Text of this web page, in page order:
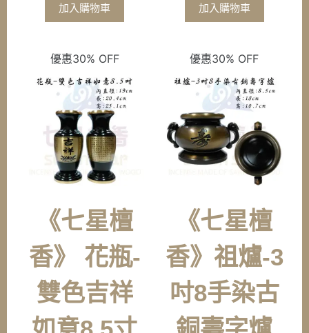
價
加入購物車
價
加入購物車
優惠30% OFF
《七星檀
香》 花瓶-
雙色吉祥
優惠30% OFF
《七星檀
香》祖爐-3
吋8手染古